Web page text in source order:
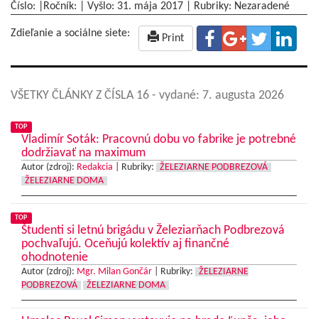
Číslo: |Ročník: | Vyšlo: 31. mája 2017 Rubriky: Nezaradené
Zdieľanie a sociálne siete: Print
VŠETKY ČLÁNKY Z ČÍSLA 16 - vydané: 7. augusta 2026
TOP
Vladimír Soták: Pracovnú dobu vo fabrike je potrebné
dodržiavať na maximum
Autor (zdroj): Redakcia Rubriky:
ŽELEZIARNE PODBREZOVÁ
ŽELEZIARNE DOMA
TOP
Študenti si letnú brigádu v Železiarňach Podbrezová
pochvaľujú. Oceňujú kolektív aj finančné
ohodnotenie
Autor (zdroj): Mgr. Milan Gončár Rubriky:
ŽELEZIARNE
PODBREZOVÁ
ŽELEZIARNE DOMA